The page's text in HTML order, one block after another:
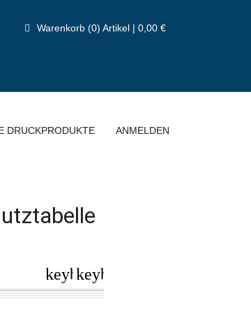
Warenkorb (0) Artikel | 0,00 €
DRUCKPRODUKTE ANMELDEN
keyboard_arrow_left
keyboard_arrow_right